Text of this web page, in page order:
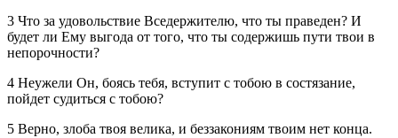
3 Что за удовольствие Вседержителю, что ты праведен? И
будет ли Ему выгода от того, что ты содержишь пути твои в
непорочности?
4 Неужели Он, боясь тебя, вступит с тобою в состязание,
пойдет судиться с тобою?
5 Верно, злоба твоя велика, и беззакониям твоим нет конца.